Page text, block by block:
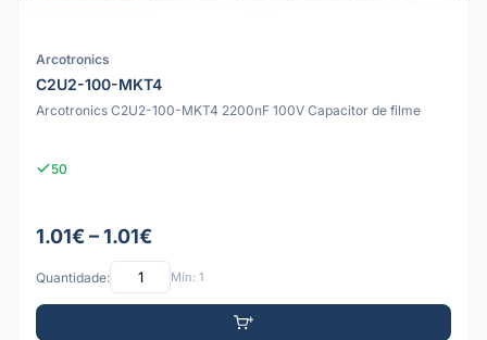
Arcotronics
C2U2-100-MKT4
Arcotronics C2U2-100-MKT4 2200nF 100V Capacitor de filme
50
1.01€ – 1.01€
Quantidade: Mín: 1